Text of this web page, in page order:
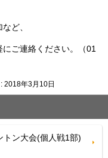
ど、
ご連絡ください。（01
2018年3月10日
トン大会(個人戦1部)